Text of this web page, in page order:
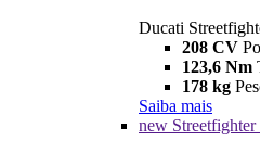
Ducati
208 CV
123,6 Nm
178 kg
Saiba mais
new